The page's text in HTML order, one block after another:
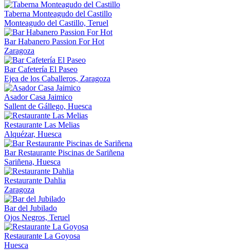
Taberna Monteagudo del Castillo
Monteagudo del Castillo, Teruel
Bar Habanero Passion For Hot
Zaragoza
Bar Cafetería El Paseo
Ejea de los Caballeros, Zaragoza
Asador Casa Jaimico
Sallent de Gállego, Huesca
Restaurante Las Melias
Alquézar, Huesca
Bar Restaurante Piscinas de Sariñena
Sariñena, Huesca
Restaurante Dahlia
Zaragoza
Bar del Jubilado
Ojos Negros, Teruel
Restaurante La Goyosa
Huesca